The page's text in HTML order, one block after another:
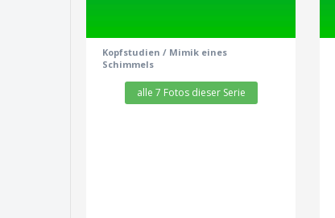
Kopfstudien / Mimik eines
Schimmels
alle 7 Fotos dieser Serie